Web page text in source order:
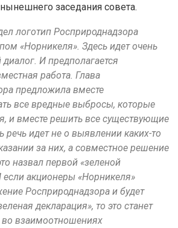
заседания совета.
логотип Росприроднадзора
«Норникеля». Здесь идет очень
И предполагается
работа. Глава
предложила вместе
все вредные выбросы, которые
и вместе решить все существующие
речь идет не о выявлении каких-то
за них, а совместное решение
назвал первой «зеленой
если акционеры «Норникеля»
Росприроднадзора и будет
декларация», то это станет
во взаимоотношениях